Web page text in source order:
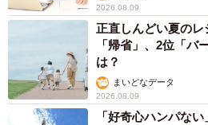
認知症で口座が凍結される？（photoACよ
影、イメージ画像）
2026.08.09
正直しんどい夏の
「帰省」、2位「バ
は？
まいどなデータ
2026.08.09
「好奇心ハンパな